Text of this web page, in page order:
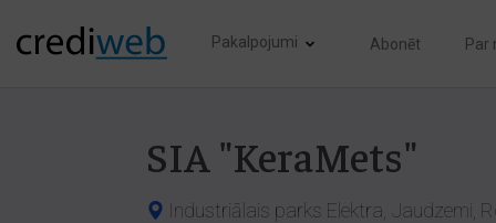
Pakalpojumi Abonēt Par
SIA "KeraMets"
Industriālais parks Elektra, Jaudzemi,